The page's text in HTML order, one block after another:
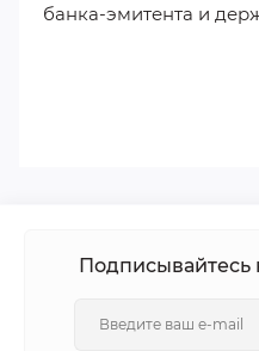
банка-эмитента и
Подписывайтесь